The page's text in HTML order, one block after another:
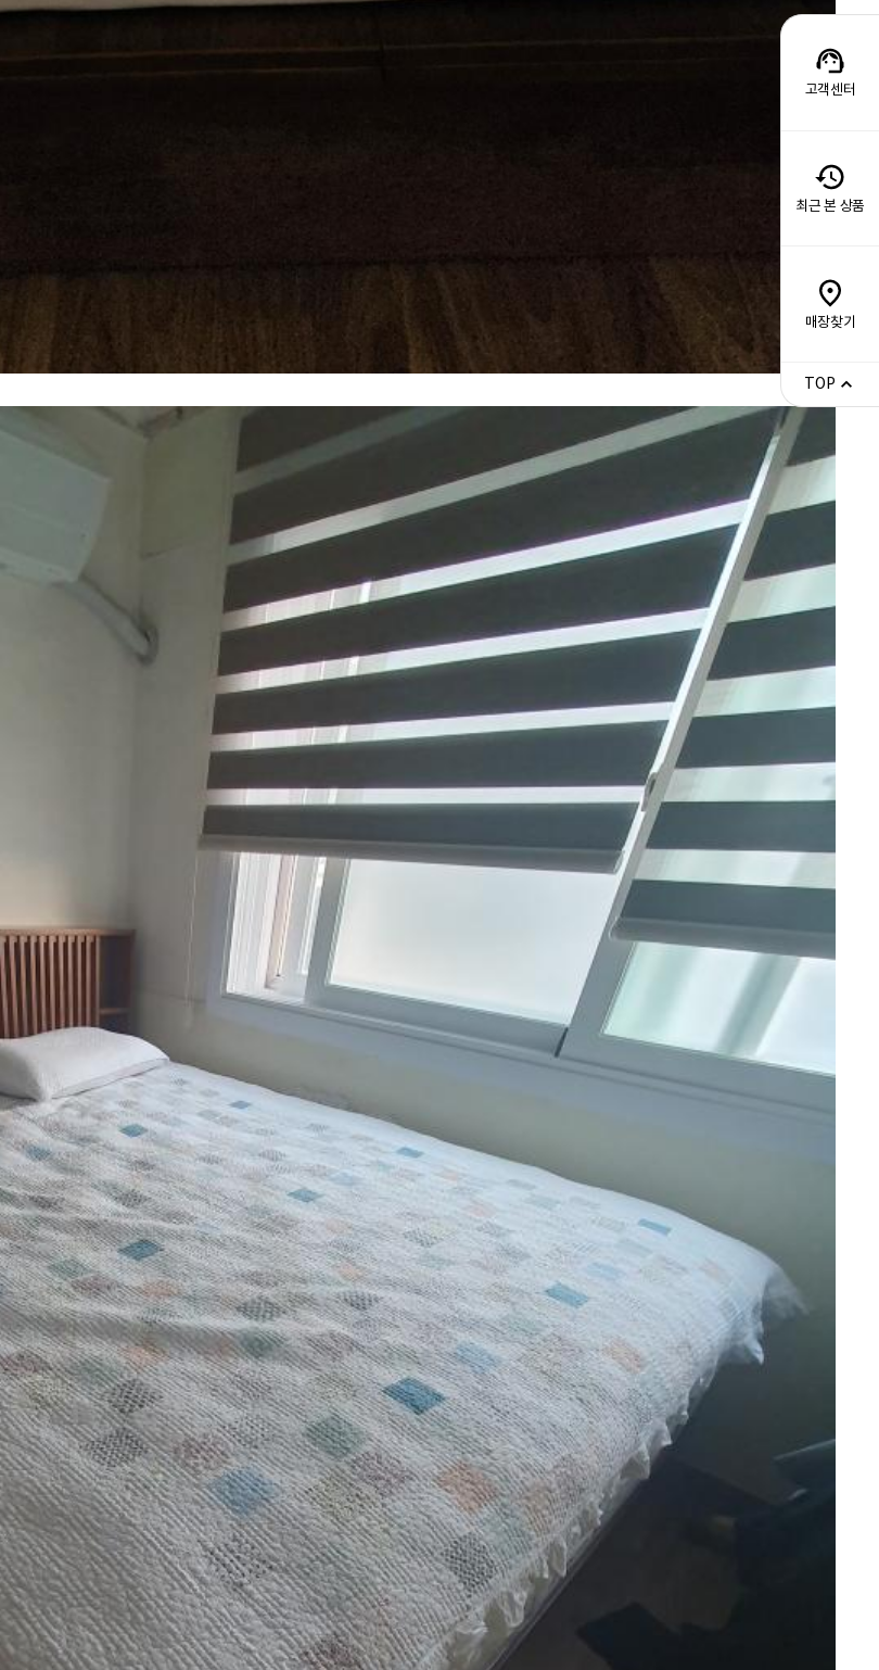
고객센터
최근 본 상품
매장찾기
TOP